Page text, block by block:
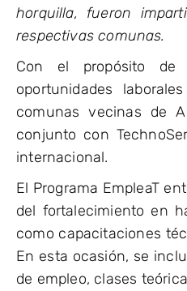
horquilla, fueron
respectivas comunas.
Con el propósito de
oportunidades
comunas vecinas de
conjunto con
internacional.
El Programa EmpleaT
del fortalecimiento en
como capacitaciones
En esta ocasión, se
de empleo, clases